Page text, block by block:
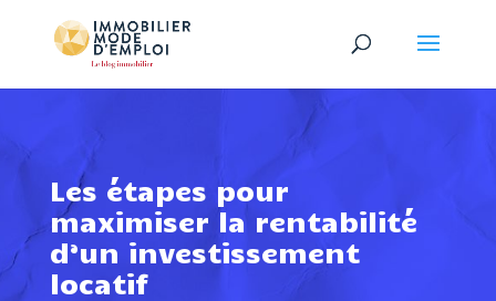
Les étapes pour
maximiser la rentabilité
d’un investissement
locatif